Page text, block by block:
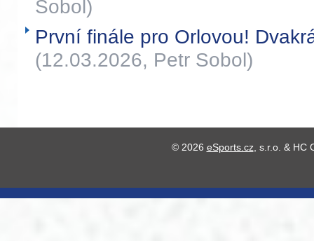
Sobol)
První finále pro Orlovou!
(12.03.2026, Petr Sobol)
© 2026 eSports.cz, s.r.o. & HC